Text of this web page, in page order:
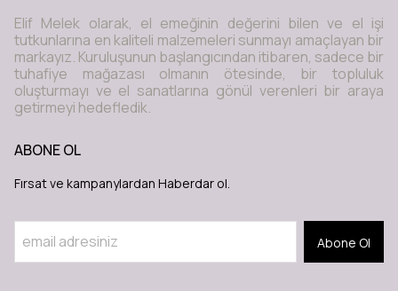
Elif Melek olarak, el emeğinin değerini bilen ve el işi
tutkunlarına en kaliteli malzemeleri sunmayı amaçlayan bir
markayız. Kuruluşunun başlangıcından itibaren, sadece bir
tuhafiye mağazası olmanın ötesinde, bir topluluk
oluşturmayı ve el sanatlarına gönül verenleri bir araya
getirmeyi hedefledik.
ABONE OL
Fırsat ve kampanylardan Haberdar ol.
Abone Ol